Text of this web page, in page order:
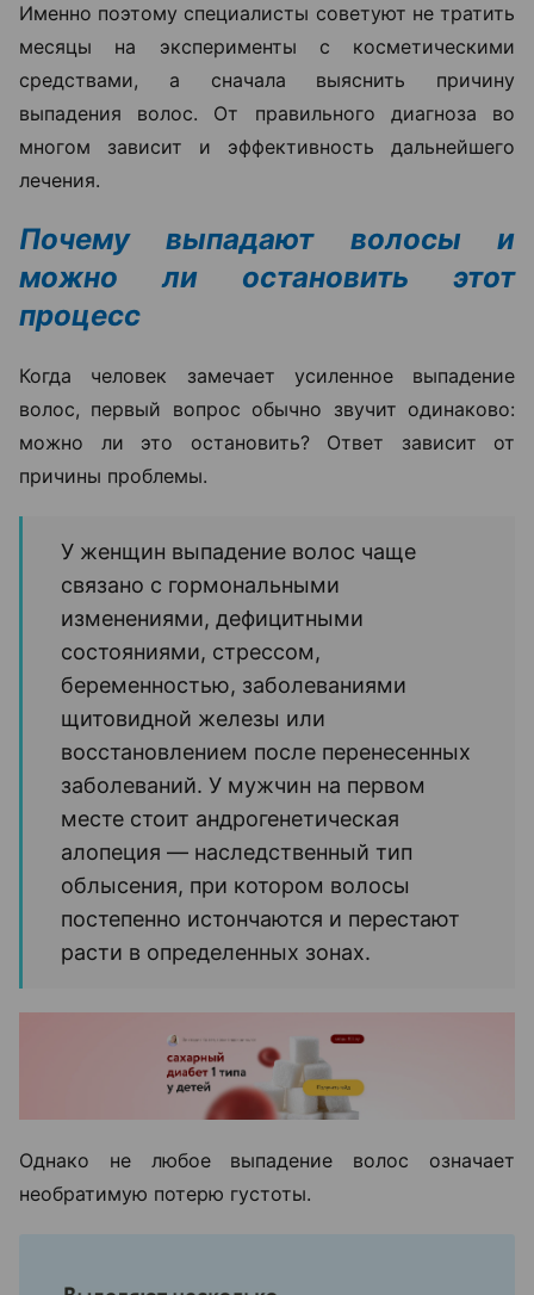
Именно поэтому специалисты советуют не тратить
месяцы на эксперименты с косметическими
средствами, а сначала выяснить причину
выпадения волос. От правильного диагноза во
многом зависит и эффективность дальнейшего
лечения.
Почему выпадают волосы и
можно ли остановить этот
процесс
Когда человек замечает усиленное выпадение
волос, первый вопрос обычно звучит одинаково:
можно ли это остановить? Ответ зависит от
причины проблемы.
У женщин выпадение волос чаще
связано с гормональными
изменениями, дефицитными
состояниями, стрессом,
беременностью, заболеваниями
щитовидной железы или
восстановлением после перенесенных
заболеваний. У мужчин на первом
месте стоит андрогенетическая
алопеция — наследственный тип
облысения, при котором волосы
постепенно истончаются и перестают
расти в определенных зонах.
Однако не любое выпадение волос означает
необратимую потерю густоты.